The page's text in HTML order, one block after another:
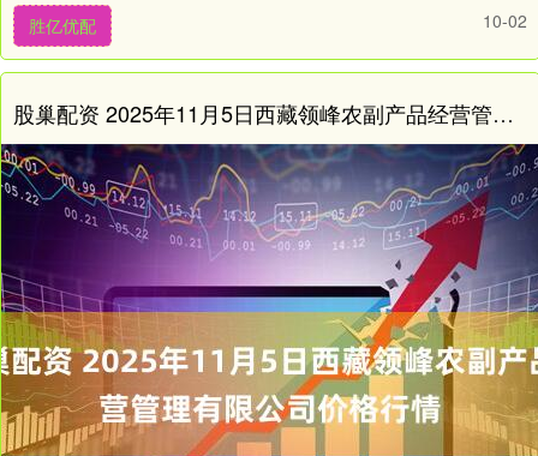
胜亿优配 10-02
股巢配资 2025年11月5日西藏领峰农副产品经营管理有限公司价格行情